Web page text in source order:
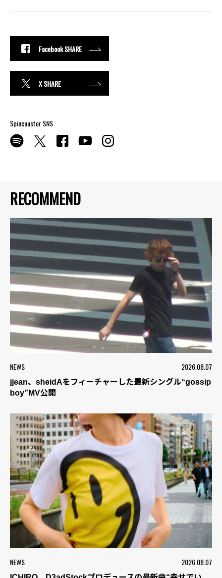
RECOMMEND
NEWS 2026.08.07
jjean、sheidAをフィーチャーした最新シングル“gossip
boy”MV公開
NEWS 2026.08.07
Facebook SHARE
X SHARE
Spincoaster SNS